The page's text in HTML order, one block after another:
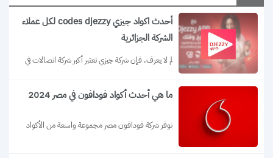
أحدث اكواد جيزي codes djezzy لكل عملاء
الشركة الجزائرية
ما هي أحدث أكواد فودافون في مصر 2024